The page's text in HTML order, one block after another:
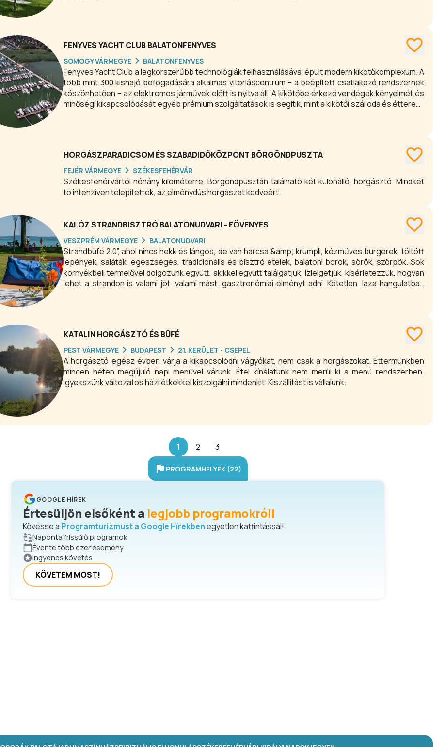
FENYVES YACHT CLUB BALATONFENYVES
SOMOGY VÁRMEGYE BALATONFENYVES
Fenyves Yacht Club a legkorszerűbb technológiák felhasználásával épült modern kikötőkomplexum. A
több mint 300 kishajó befogadására alkalmas vitorláscentrum – a beépített csatlakozó rendszernek
köszönhetően – az elektromos járművek előtt is nyitva áll. A kikötőbe érkező vendégek kényelmét és
minőségi kikapcsolódását egyéb prémium szolgáltatások is segítik, mint a kikötői szálloda és étterem,
HORGÁSZPARADICSOM ÉS SZABADIDŐKÖZPONT BÖRGÖNDPUSZTA
FEJÉR VÁRMEGYE SZÉKESFEHÉRVÁR
Székesfehérvártól néhány kilométerre, Börgöndpusztán található két különálló, horgásztó. Mindkét
tó intenzíven telepítettek, az élménydús horgászat kedvéért.
KALÓZ STRANDBISZTRÓ BALATONUDVARI - FÖVENYES
VESZPRÉM VÁRMEGYE BALATONUDVARI
Strandbüfé 2.0”, ahol nincs hekk és lángos, de van harcsa &amp; krumpli, kézműves burgerek, töltött
lepények, saláták, egészséges, tradicionális és bisztró ételek, balatoni borok, sörök, szörpök. Sok
környékbeli termelővel dolgozunk együtt, akikkel együtt találgatjuk, ízlelgetjük, kísérletezzük, hogyan
lehet a strandon is valami jót, valami mást, gasztronómiai élményt adni. Kötetlen, laza hangulatban
KATALIN HORGÁSZTÓ ÉS BÜFÉ
PEST VÁRMEGYE BUDAPEST 21. KERÜLET - CSEPEL
A horgásztó egész évben várja a kikapcsolódni vágyókat, nem csak a horgászokat. Éttermünkben
minden héten megújuló napi menüvel várunk. Étel kínálatunk nem merül ki a menü rendszerben,
igyekszünk változatos házi étkekkel kiszolgálni mindenkit. Kiszállítást is vállalunk.
1 2 3
PROGRAMHELYEK (22)
GOOGLE HÍREK
Értesüljön elsőként a legjobb programokról!
Kövesse a Programturizmust a Google Hírekbenegyetlen kattintással!
Naponta frissülő programok
Évente több ezer esemény
Ingyenes követés
KÖVETEM MOST!